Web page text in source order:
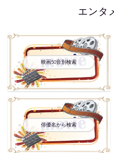
エンタ
映画50音別検索
俳優名から検索